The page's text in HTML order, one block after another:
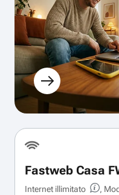
Fastweb Casa
Internet illimitato
,